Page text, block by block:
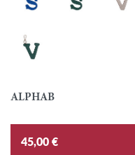
V - Emeraude
ALPHAB
45,00 €